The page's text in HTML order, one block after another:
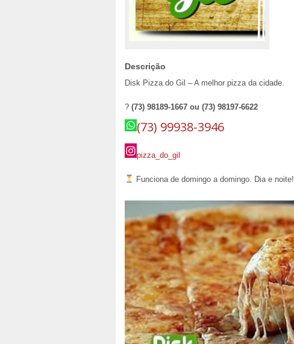
Descrição
Disk Pizza do Gil – A melhor pizza da cidade.
? (73) 98189-1667 ou (73) 98197-6622
(73) 99938-3946
pizza_do_gil
Funciona de domingo a domingo. Dia e noite!